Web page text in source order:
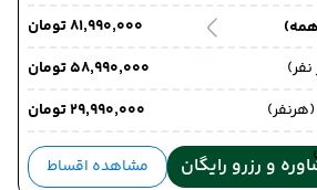
۸۱٬۹۹۰٬۰۰۰ تومان
۵۸٬۹۹۰٬۰۰۰ تومان
۲۹٬۹۹۰٬۰۰۰ تومان
و رزرو رایگان مشاهده اقساط